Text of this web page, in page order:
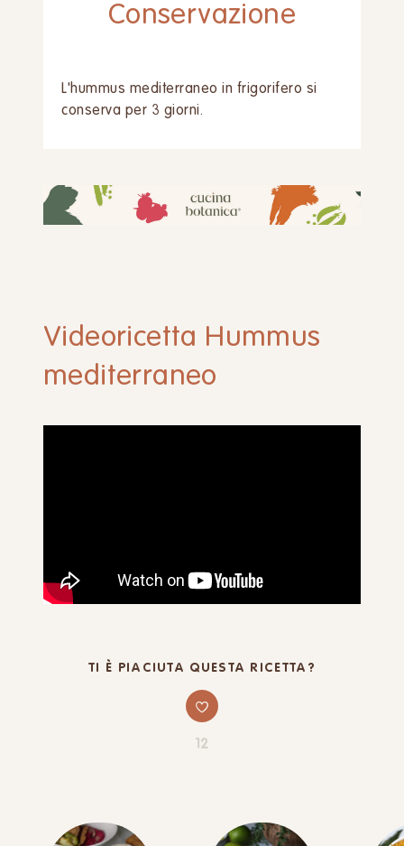
Conservazione
L'hummus mediterraneo in frigorifero si
conserva per 3 giorni.
Videoricetta Hummus
mediterraneo
TI È PIACIUTA QUESTA RICETTA?
12